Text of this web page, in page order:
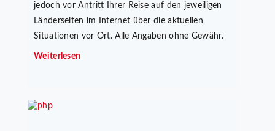
jedoch vor Antritt Ihrer Reise auf den jeweiligen
Länderseiten im Internet über die aktuellen
Situationen vor Ort. Alle Angaben ohne Gewähr.
Weiterlesen